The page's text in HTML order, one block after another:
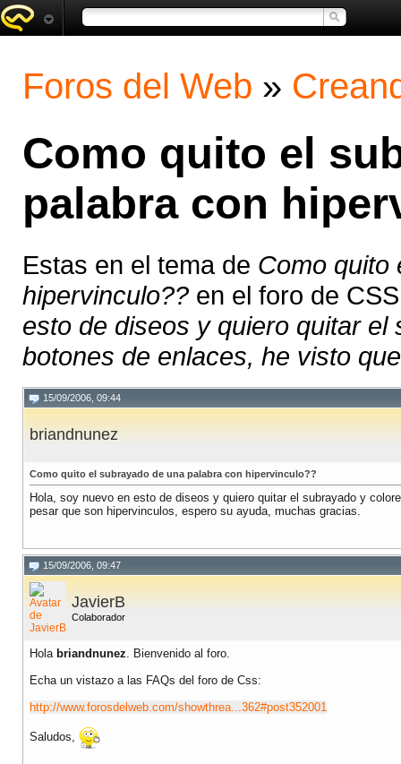
Foros del Web »
Como quito el
palabra con
Estas en el tema de Como quito
hipervinculo?? en el foro de
esto de diseos y quiero quitar
botones de enlaces, he visto
15/09/2006, 09:44
briandnunez
Como quito el subrayado de una palabra con hipervinculo??
Hola, soy nuevo en esto de diseos y quiero quitar el subrayado y
pesar que son hipervinculos, espero su ayuda, muchas gracias.
15/09/2006, 09:47
JavierB
Colaborador
Hola briandnunez. Bienvenido al foro.
Echa un vistazo a las FAQs del foro de Css:
http://www.forosdelweb.com/showthrea...362#post352001
Saludos,